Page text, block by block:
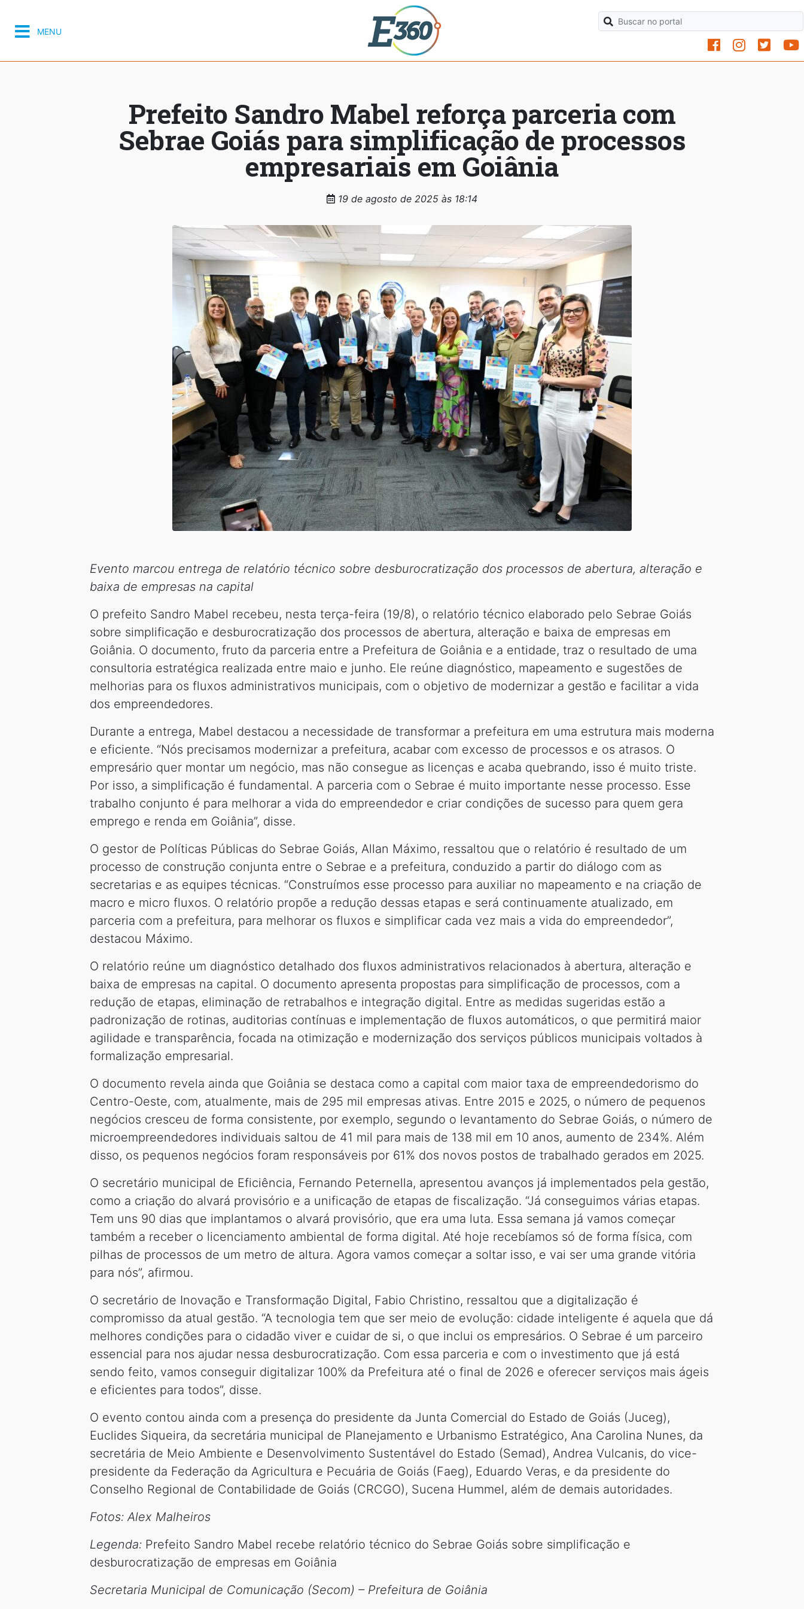
MENU
Prefeito Sandro Mabel reforça parceria com
Sebrae Goiás para simplificação de processos
empresariais em Goiânia
19 de agosto de 2025 às 18:14
Evento marcou entrega de relatório técnico sobre desburocratização dos processos de abertura, alteração e
baixa de empresas na capital
O prefeito Sandro Mabel recebeu, nesta terça-feira (19/8), o relatório técnico elaborado pelo Sebrae Goiás
sobre simplificação e desburocratização dos processos de abertura, alteração e baixa de empresas em
Goiânia. O documento, fruto da parceria entre a Prefeitura de Goiânia e a entidade, traz o resultado de uma
consultoria estratégica realizada entre maio e junho. Ele reúne diagnóstico, mapeamento e sugestões de
melhorias para os fluxos administrativos municipais, com o objetivo de modernizar a gestão e facilitar a vida
dos empreendedores.
Durante a entrega, Mabel destacou a necessidade de transformar a prefeitura em uma estrutura mais moderna
e eficiente. “Nós precisamos modernizar a prefeitura, acabar com excesso de processos e os atrasos. O
empresário quer montar um negócio, mas não consegue as licenças e acaba quebrando, isso é muito triste.
Por isso, a simplificação é fundamental. A parceria com o Sebrae é muito importante nesse processo. Esse
trabalho conjunto é para melhorar a vida do empreendedor e criar condições de sucesso para quem gera
emprego e renda em Goiânia”, disse.
O gestor de Políticas Públicas do Sebrae Goiás, Allan Máximo, ressaltou que o relatório é resultado de um
processo de construção conjunta entre o Sebrae e a prefeitura, conduzido a partir do diálogo com as
secretarias e as equipes técnicas. “Construímos esse processo para auxiliar no mapeamento e na criação de
macro e micro fluxos. O relatório propõe a redução dessas etapas e será continuamente atualizado, em
parceria com a prefeitura, para melhorar os fluxos e simplificar cada vez mais a vida do empreendedor”,
destacou Máximo.
O relatório reúne um diagnóstico detalhado dos fluxos administrativos relacionados à abertura, alteração e
baixa de empresas na capital. O documento apresenta propostas para simplificação de processos, com a
redução de etapas, eliminação de retrabalhos e integração digital. Entre as medidas sugeridas estão a
padronização de rotinas, auditorias contínuas e implementação de fluxos automáticos, o que permitirá maior
agilidade e transparência, focada na otimização e modernização dos serviços públicos municipais voltados à
formalização empresarial.
O documento revela ainda que Goiânia se destaca como a capital com maior taxa de empreendedorismo do
Centro-Oeste, com, atualmente, mais de 295 mil empresas ativas. Entre 2015 e 2025, o número de pequenos
negócios cresceu de forma consistente, por exemplo, segundo o levantamento do Sebrae Goiás, o número de
microempreendedores individuais saltou de 41 mil para mais de 138 mil em 10 anos, aumento de 234%. Além
disso, os pequenos negócios foram responsáveis por 61% dos novos postos de trabalhado gerados em 2025.
O secretário municipal de Eficiência, Fernando Peternella, apresentou avanços já implementados pela gestão,
como a criação do alvará provisório e a unificação de etapas de fiscalização. “Já conseguimos várias etapas.
Tem uns 90 dias que implantamos o alvará provisório, que era uma luta. Essa semana já vamos começar
também a receber o licenciamento ambiental de forma digital. Até hoje recebíamos só de forma física, com
pilhas de processos de um metro de altura. Agora vamos começar a soltar isso, e vai ser uma grande vitória
para nós”, afirmou.
O secretário de Inovação e Transformação Digital, Fabio Christino, ressaltou que a digitalização é
compromisso da atual gestão. “A tecnologia tem que ser meio de evolução: cidade inteligente é aquela que dá
melhores condições para o cidadão viver e cuidar de si, o que inclui os empresários. O Sebrae é um parceiro
essencial para nos ajudar nessa desburocratização. Com essa parceria e com o investimento que já está
sendo feito, vamos conseguir digitalizar 100% da Prefeitura até o final de 2026 e oferecer serviços mais ágeis
e eficientes para todos”, disse.
O evento contou ainda com a presença do presidente da Junta Comercial do Estado de Goiás (Juceg),
Euclides Siqueira, da secretária municipal de Planejamento e Urbanismo Estratégico, Ana Carolina Nunes, da
secretária de Meio Ambiente e Desenvolvimento Sustentável do Estado (Semad), Andrea Vulcanis, do vice-
presidente da Federação da Agricultura e Pecuária de Goiás (Faeg), Eduardo Veras, e da presidente do
Conselho Regional de Contabilidade de Goiás (CRCGO), Sucena Hummel, além de demais autoridades.
Fotos: Alex Malheiros
Legenda: Prefeito Sandro Mabel recebe relatório técnico do Sebrae Goiás sobre simplificação e
desburocratização de empresas em Goiânia
Secretaria Municipal de Comunicação (Secom) – Prefeitura de Goiânia